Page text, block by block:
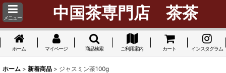
メニュー 中国茶専門店 茶茶
ホーム マイページ 商品検索 ご利用案内 カート インスタグラム
ホーム > 新着商品 > ジャスミン茶100g